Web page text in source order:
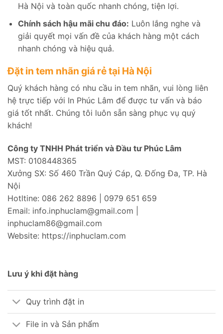
Hà Nội và toàn quốc nhanh chóng, tiện lợi.
Chính sách hậu mãi chu đáo: Luôn lắng nghe và
giải quyết mọi vấn đề của khách hàng một cách
nhanh chóng và hiệu quả.
Đặt in tem nhãn giá rẻ tại Hà Nội
Quý khách hàng có nhu cầu in tem nhãn, vui lòng liên
hệ trực tiếp với In Phúc Lâm để được tư vấn và báo
giá tốt nhất. Chúng tôi luôn sẵn sàng phục vụ quý
khách!
Công ty TNHH Phát triển và Đầu tư Phúc Lâm
MST: 0108448365
Xưởng SX: Số 460 Trần Quý Cáp, Q. Đống Đa, TP. Hà
Nội
Hotltine: 086 262 8896 | 0979 651 659
Email: info.inphuclam@gmail.com |
inphuclam86@gmail.com
Website: https://inphuclam.com
Lưu ý khi đặt hàng
Quy trình đặt in
File in và Sản phẩm